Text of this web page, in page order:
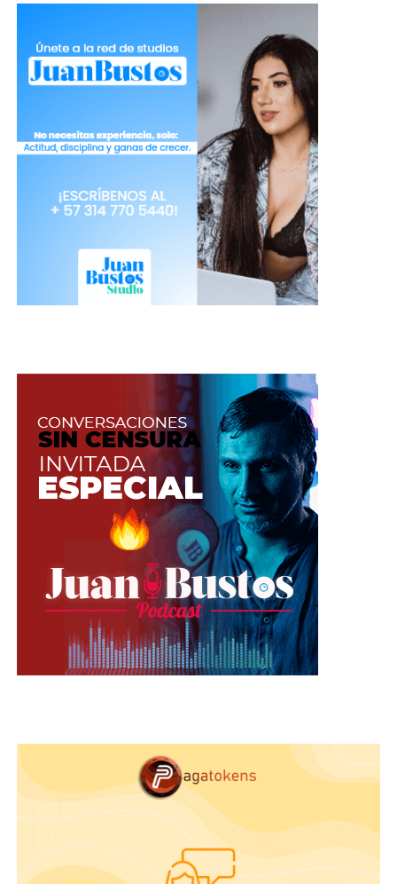
transformarse en algo serio y profesional.
No significa que sea una mujer fácil. Yo pienso en
un show más allá de lo sexual, porque no es fácil
Kasandra, a quien si le va muy bien, alcanza a ganar
Lea también:Chatea con una de las mejores
modelos webcam del mundo
Para ella el día comienza a las 5:00 a.m. con una
rutina de previa al show. Escoge entre disfraces
temáticos, ropa casual y lencería provocativa para
sorprender a sus admiradores. Para agradecer por
su transmisión, ellos deberán pagar con tokens
(propinas). Por cada interacción, ellas reciben
dinero a cambio.
Kasandra había probado distintas profesiones.
duro y siempre estaba cansada, pero ahora solo
pienso en seguir creciendo, dice la mujer de
origen guajiro, mientras cruza sus piernas.